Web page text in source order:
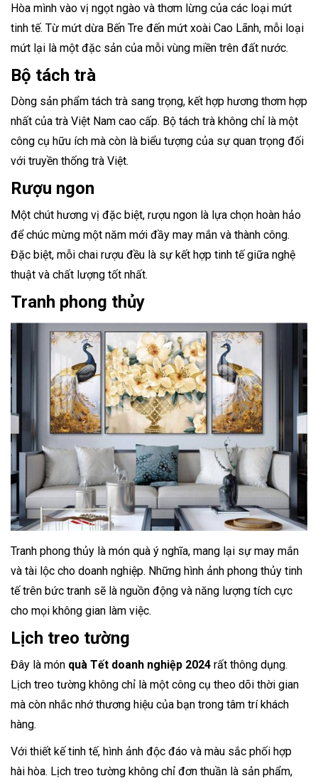
Hòa mình vào vị ngọt ngào và thơm lừng của các loại mứt
tinh tế. Từ mứt dừa Bến Tre đến mứt xoài Cao Lãnh, mỗi loại
mứt lại là một đặc sản của mỗi vùng miền trên đất nước.
Bộ tách trà
Dòng sản phẩm tách trà sang trọng, kết hợp hương thơm hợp
nhất của trà Việt Nam cao cấp. Bộ tách trà không chỉ là một
công cụ hữu ích mà còn là biểu tượng của sự quan trọng đối
với truyền thống trà Việt.
Rượu ngon
Một chút hương vị đặc biệt, rượu ngon là lựa chọn hoàn hảo
để chúc mừng một năm mới đầy may mắn và thành công.
Đặc biệt, mỗi chai rượu đều là sự kết hợp tinh tế giữa nghệ
thuật và chất lượng tốt nhất.
Tranh phong thủy
Tranh phong thủy là món quà ý nghĩa, mang lại sự may mắn
và tài lộc cho doanh nghiệp. Những hình ảnh phong thủy tinh
tế trên bức tranh sẽ là nguồn động và năng lượng tích cực
cho mọi không gian làm việc.
Lịch treo tường
Đây là món quà Tết doanh nghiệp 2024 rất thông dụng.
Lịch treo tường không chỉ là một công cụ theo dõi thời gian
mà còn nhắc nhớ thương hiệu của bạn trong tâm trí khách
hàng.
Với thiết kế tinh tế, hình ảnh độc đáo và màu sắc phối hợp
hài hòa. Lịch treo tường không chỉ đơn thuần là sản phẩm,